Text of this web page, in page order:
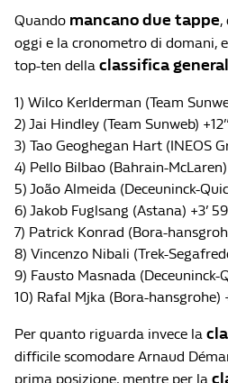
Quando mancano due tappe,
oggi e la cronometro di domani,
top-ten della classifica
1) Wilco Kerlderman (Team
2) Jai Hindley (Team Sunweb) +12”
3) Tao Geoghegan Hart (INEOS
4) Pello Bilbao (Bahrain-McLaren)
5) João Almeida (Deceuninck-
6) Jakob Fuglsang (Astana) +3’
7) Patrick Konrad (Bora-
8) Vincenzo Nibali (Trek-
9) Fausto Masnada (Deceuninck-
10) Rafal Mjka (Bora-hansgrohe)
Per quanto riguarda invece la
difficile scomodare Arnaud
prima posizione, mentre per la